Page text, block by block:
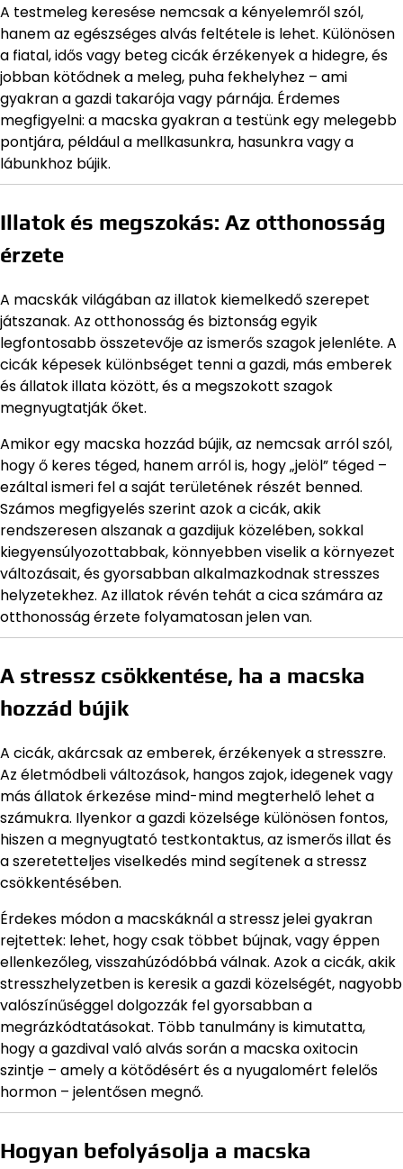
A testmeleg keresése nemcsak a kényelemről szól,
hanem az egészséges alvás feltétele is lehet. Különösen
a fiatal, idős vagy beteg cicák érzékenyek a hidegre, és
jobban kötődnek a meleg, puha fekhelyhez – ami
gyakran a gazdi takarója vagy párnája. Érdemes
megfigyelni: a macska gyakran a testünk egy melegebb
pontjára, például a mellkasunkra, hasunkra vagy a
lábunkhoz bújik.
Illatok és megszokás: Az otthonosság
érzete
A macskák világában az illatok kiemelkedő szerepet
játszanak. Az otthonosság és biztonság egyik
legfontosabb összetevője az ismerős szagok jelenléte. A
cicák képesek különbséget tenni a gazdi, más emberek
és állatok illata között, és a megszokott szagok
megnyugtatják őket.
Amikor egy macska hozzád bújik, az nemcsak arról szól,
hogy ő keres téged, hanem arról is, hogy „jelöl” téged –
ezáltal ismeri fel a saját területének részét benned.
Számos megfigyelés szerint azok a cicák, akik
rendszeresen alszanak a gazdijuk közelében, sokkal
kiegyensúlyozottabbak, könnyebben viselik a környezet
változásait, és gyorsabban alkalmazkodnak stresszes
helyzetekhez. Az illatok révén tehát a cica számára az
otthonosság érzete folyamatosan jelen van.
A stressz csökkentése, ha a macska
hozzád bújik
A cicák, akárcsak az emberek, érzékenyek a stresszre.
Az életmódbeli változások, hangos zajok, idegenek vagy
más állatok érkezése mind-mind megterhelő lehet a
számukra. Ilyenkor a gazdi közelsége különösen fontos,
hiszen a megnyugtató testkontaktus, az ismerős illat és
a szeretetteljes viselkedés mind segítenek a stressz
csökkentésében.
Érdekes módon a macskáknál a stressz jelei gyakran
rejtettek: lehet, hogy csak többet bújnak, vagy éppen
ellenkezőleg, visszahúzódóbbá válnak. Azok a cicák, akik
stresszhelyzetben is keresik a gazdi közelségét, nagyobb
valószínűséggel dolgozzák fel gyorsabban a
megrázkódtatásokat. Több tanulmány is kimutatta,
hogy a gazdival való alvás során a macska oxitocin
szintje – amely a kötődésért és a nyugalomért felelős
hormon – jelentősen megnő.
Hogyan befolyásolja a macska